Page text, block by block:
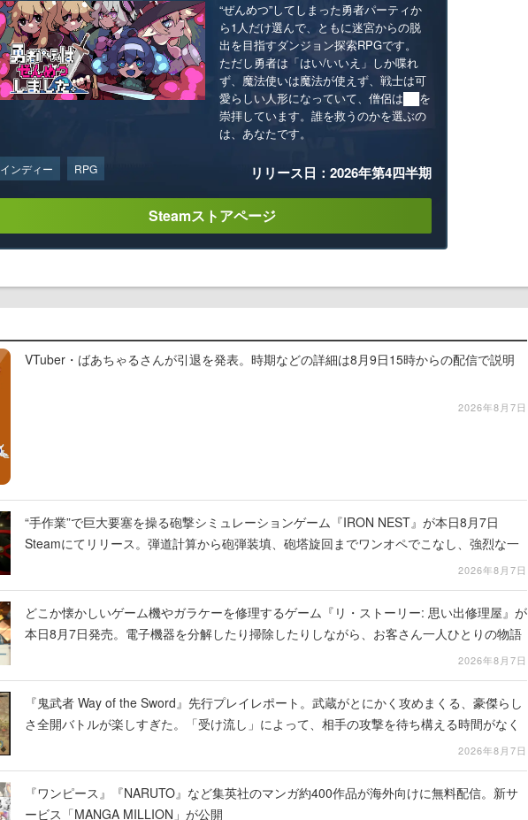
“ぜんめつ”してしまった勇者パーティか
ら1人だけ選んで、ともに迷宮からの脱
出を目指すダンジョン探索RPGです。
ただし勇者は「はい/いいえ」しか喋れ
ず、魔法使いは魔法が使えず、戦士は可
愛らしい人形になっていて、僧侶は██を
崇拝しています。誰を救うのかを選ぶの
は、あなたです。
インディー RPG リリース日：2026年第4四半期
Steamストアページ
VTuber・ばあちゃるさんが引退を発表。時期などの詳細は8月9日15時からの配信で説明
2026年8月7日
“手作業”で巨大要塞を操る砲撃シミュレーションゲーム『IRON NEST』が本日8月7日
Steamにてリリース。弾道計算から砲弾装填、砲塔旋回までワンオペでこなし、強烈な一
2026年8月7日
どこか懐かしいゲーム機やガラケーを修理するゲーム『リ・ストーリー: 思い出修理屋』が
本日8月7日発売。電子機器を分解したり掃除したりしながら、お客さん一人ひとりの物語
2026年8月7日
『鬼武者 Way of the Sword』先行プレイレポート。武蔵がとにかく攻めまくる、豪傑らし
さ全開バトルが楽しすぎた。「受け流し」によって、相手の攻撃を待ち構える時間がなく
2026年8月7日
『ワンピース』『NARUTO』など集英社のマンガ約400作品が海外向けに無料配信。新サ
ービス「MANGA MILLION」が公開